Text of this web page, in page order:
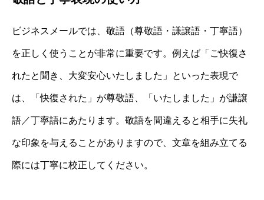
ビジネスメールでは、敬語（尊敬語・謙譲語・丁寧語）
を正しく使うことが非常に重要です。例えば「ご快復さ
れたと聞き、大変安心いたしました」といった表現で
は、「快復された」が尊敬語、「いたしました」が謙譲
語／丁寧語にあたります。敬語を間違えると相手に失礼
な印象を与えることがありますので、文章を組み立てる
際には丁寧に校正してください。